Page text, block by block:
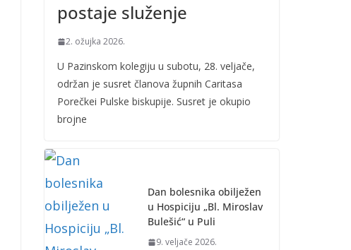
postaje služenje
2. ožujka 2026.
U Pazinskom kolegiju u subotu, 28. veljače,
održan je susret članova župnih Caritasa
Porečkei Pulske biskupije. Susret je okupio
brojne
Dan bolesnika obilježen
u Hospiciju „Bl. Miroslav
Bulešić“ u Puli
9. veljače 2026.